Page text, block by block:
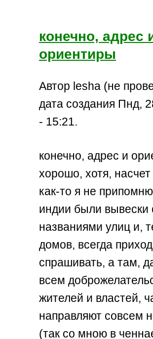
конечно, адрес
ориентиры
Автор lesha (не
дата создания Пнд,
- 15:21.
конечно, адрес и
хорошо, хотя,
как-то я не
индии были вывески
названиями улиц и,
домов, всегда
спрашивать, а там,
всем
жителей и властей,
направляют совсем
(так со мною в